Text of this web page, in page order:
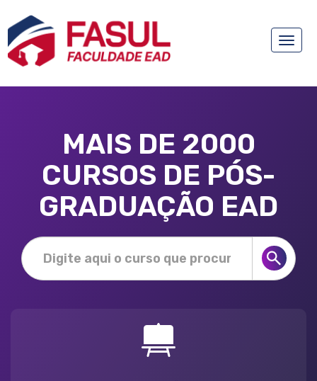
Toggle
MAIS DE 2000
CURSOS DE PÓS-
GRADUAÇÃO EAD